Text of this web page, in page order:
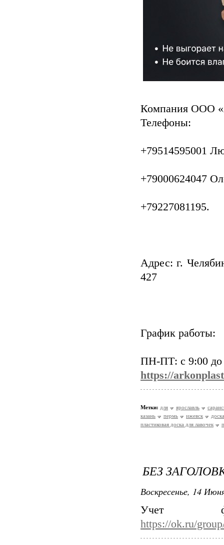
Компания ООО
Телефоны:
+79514595001
+79000624047
+79227081195.
Адрес: г.
427
График работы:
ПН-ПТ: с 9:00
https://
Метки: для ярославль
казань
пермь ижевск
доска
пластиковая доска для лавочек
БЕЗ
Воскресенье, 14
Учет
https://ok.ru/